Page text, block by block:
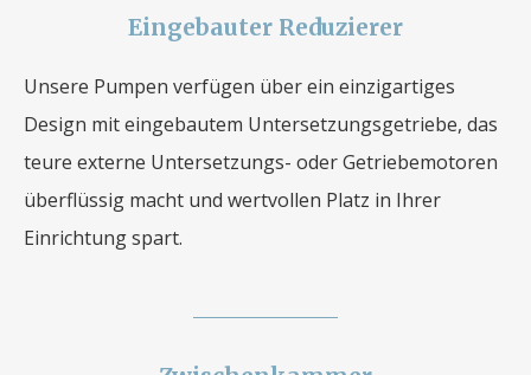
Eingebauter Reduzierer
Unsere Pumpen verfügen über ein einzigartiges
Design mit eingebautem Untersetzungsgetriebe, das
teure externe Untersetzungs- oder Getriebemotoren
überflüssig macht und wertvollen Platz in Ihrer
Einrichtung spart.